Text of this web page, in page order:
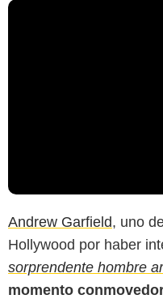
Andrew Garfield, uno
Hollywood por haber
sorprendente hombre
momento